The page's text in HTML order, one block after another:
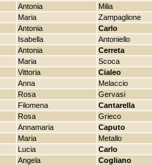
Antonia Milia
Maria Zampaglione
Antonia Carlo
Isabella Antoniello
Antonia Cerreta
Maria Scoca
Vittoria Cialeo
Anna Melaccio
Rosa Gervasi
Filomena Cantarella
Rosa Grieco
Annamaria Caputo
Maria Metallo
Lucia Carlo
Angela Cogliano